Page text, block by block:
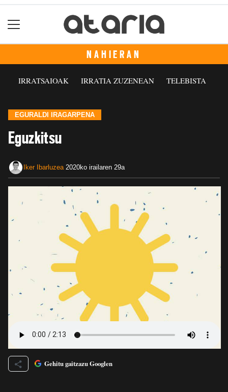
NAHIERAN
IRRATSAIOAK IRRATIA ZUZENEAN TELEBISTA
EGURALDI IRAGARPENA
Eguzkitsu
Iker Ibarluzea 2020ko irailaren 29a
Gehitu gaitzazu Googlen